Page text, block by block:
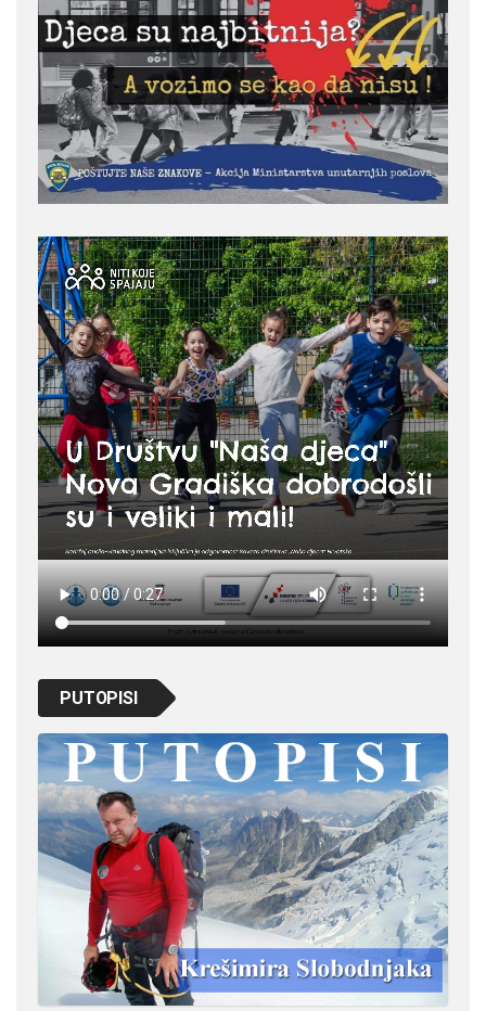
PUTOPISI